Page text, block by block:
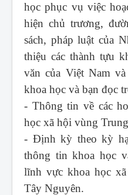
học phục vụ việc
hiện chủ trương,
sách, pháp luật của
thiệu các thành tựu
văn của Việt Nam
khoa học và bạn đọc
- Thông tin về các
học xã hội vùng
- Định kỳ theo kỳ
thông tin khoa học
lĩnh vực khoa học
Tây Nguyên.